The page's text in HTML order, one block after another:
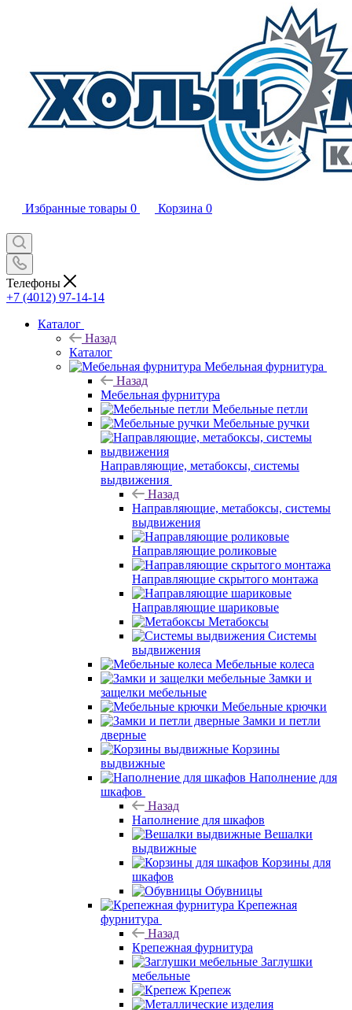
Избранные товары 0 Корзина 0
Телефоны
+7 (4012) 97-14-14
Каталог
Назад
Каталог
Мебельная фурнитура
Назад
Мебельная фурнитура
Мебельные петли
Мебельные ручки
Направляющие, метабоксы, системы
выдвижения
Назад
Направляющие, метабоксы, системы
выдвижения
Направляющие роликовые
Направляющие скрытого монтажа
Направляющие шариковые
Метабоксы
Системы
выдвижения
Мебельные колеса
Замки и
защелки мебельные
Мебельные крючки
Замки и петли
дверные
Корзины
выдвижные
Наполнение для
шкафов
Назад
Наполнение для шкафов
Вешалки
выдвижные
Корзины для
шкафов
Обувницы
Крепежная
фурнитура
Назад
Крепежная фурнитура
Заглушки
мебельные
Крепеж